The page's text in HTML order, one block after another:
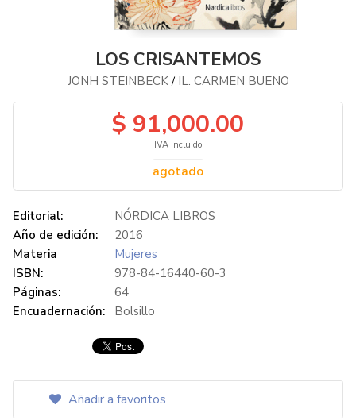
LOS CRISANTEMOS
JONH STEINBECK/ IL. CARMEN BUENO
$ 91,000.00
IVA incluido
agotado
Editorial:
NÓRDICA LIBROS
Año de edición:
2016
Materia
Mujeres
ISBN:
978-84-16440-60-3
Páginas:
64
Encuadernación:
Bolsillo
Añadir a favoritos